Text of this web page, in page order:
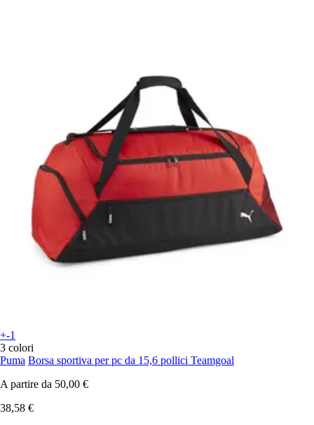
+-1
3 colori
Puma Borsa sportiva per pc da 15,6 pollici Teamgoal
A partire da 50,00 €
38,58 €